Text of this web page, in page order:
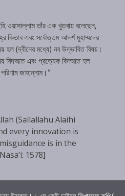
ওয়াসাল্লাম তাঁর এক খুতবায় বলেছেন,
কিতাব এবং সর্বোত্তম আদর্শ মুহাম্মদের
হল (দ্বীনের মধ্যে) নব উদ্ভাবিত বিষয়।
বিদআত এবং প্রত্যেক বিদআত হল
জাহান্নাম।”
(Sallallahu Alaihi
every innovation is
is in the
1578]